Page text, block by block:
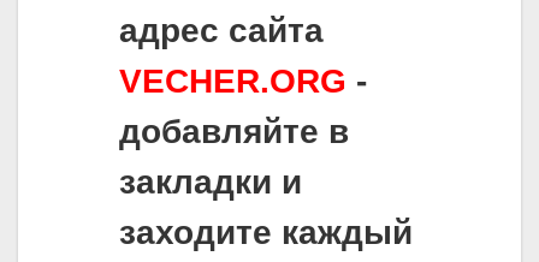
адрес сайта
VECHER.ORG -
добавляйте в
закладки и
заходите каждый